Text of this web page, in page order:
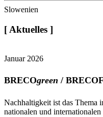
Slowenien
[ Aktuelles ]
Januar 2026
BRECOgreen /
Nachhaltigkeit ist das Thema
nationalen und